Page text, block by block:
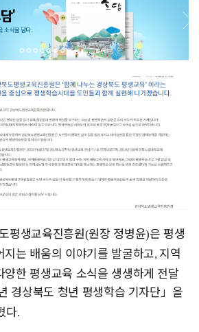
평생교육진흥원(원장 정병윤)은 평생
는 배움의 이야기를 발굴하고, 지역
한 평생교육 소식을 생생하게 전달
경상북도 청년 평생학습 기자단」 을
다.